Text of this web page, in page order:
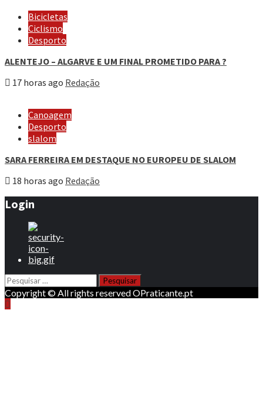
Bicicletas
Ciclismo
Desporto
ALENTEJO – ALGARVE E UM FINAL PROMETIDO PARA ?
17 horas ago Redação
Canoagem
Desporto
slalom
SARA FERREIRA EM DESTAQUE NO EUROPEU DE SLALOM
18 horas ago Redação
Login
Pesquisar
por:
Copyright © All rights reserved OPraticante.pt